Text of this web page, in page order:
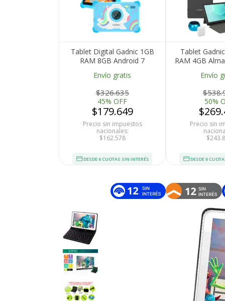
Tablet Digital Gadnic 1GB
RAM 8GB Android 7
Envío gratis
$326.635
45% OFF
$179.649
Precio sin impuestos
nacionales:
$162.578
DESDE 6 CUOTAS SIN INTERÉS
Tablet
RAM 4GB
Qualcomm
615 WiFi
Teclado
Envío
50%
Precio sin
DESDE 6